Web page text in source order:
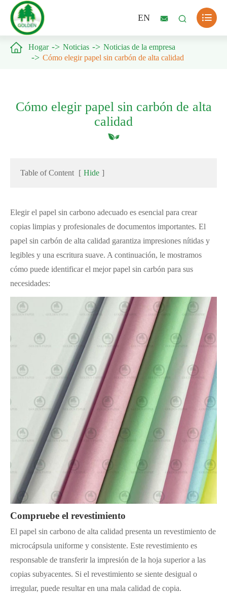
EN   
 Hogar Noticias
Noticias de la empresa
Cómo elegir papel sin carbón de alta calidad
Cómo elegir papel sin carbón de alta
calidad
Table of Content [ Hide ]
Elegir el papel sin carbono adecuado es esencial para crear
copias limpias y profesionales de documentos importantes. El
papel sin carbón de alta calidad garantiza impresiones nítidas y
legibles y una escritura suave. A continuación, le mostramos
cómo puede identificar el mejor papel sin carbón para sus
necesidades:
Compruebe el revestimiento
El papel sin carbono de alta calidad presenta un revestimiento de
microcápsula uniforme y consistente. Este revestimiento es
responsable de transferir la impresión de la hoja superior a las
copias subyacentes. Si el revestimiento se siente desigual o
irregular, puede resultar en una mala calidad de copia.